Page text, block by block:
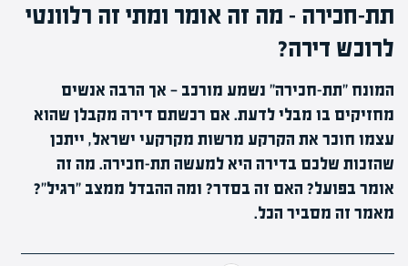
תת-חכירה – מה זה אומר ומתי זה רלוונטי
לרוכש דירה?
המונח "תת-חכירה" נשמע מורכב — אך הרבה אנשים
מחזיקים בו מבלי לדעת. אם רכשתם דירה מקבלן שהוא
עצמו חוכר את הקרקע מרשות מקרקעי ישראל, ייתכן
שהזכות שלכם בדירה היא למעשה תת-חכירה. מה זה
אומר בפועל? האם זה בסדר? ומה ההבדל ממצב "רגיל"?
מאמר זה מסביר הכל.